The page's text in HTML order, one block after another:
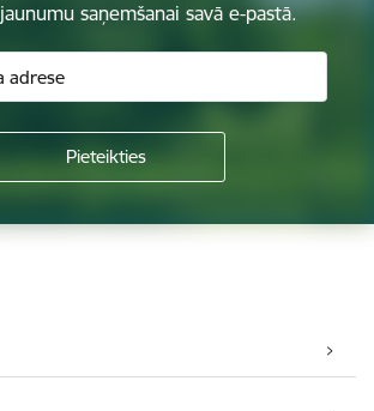
saņemšanai savā e-pastā.